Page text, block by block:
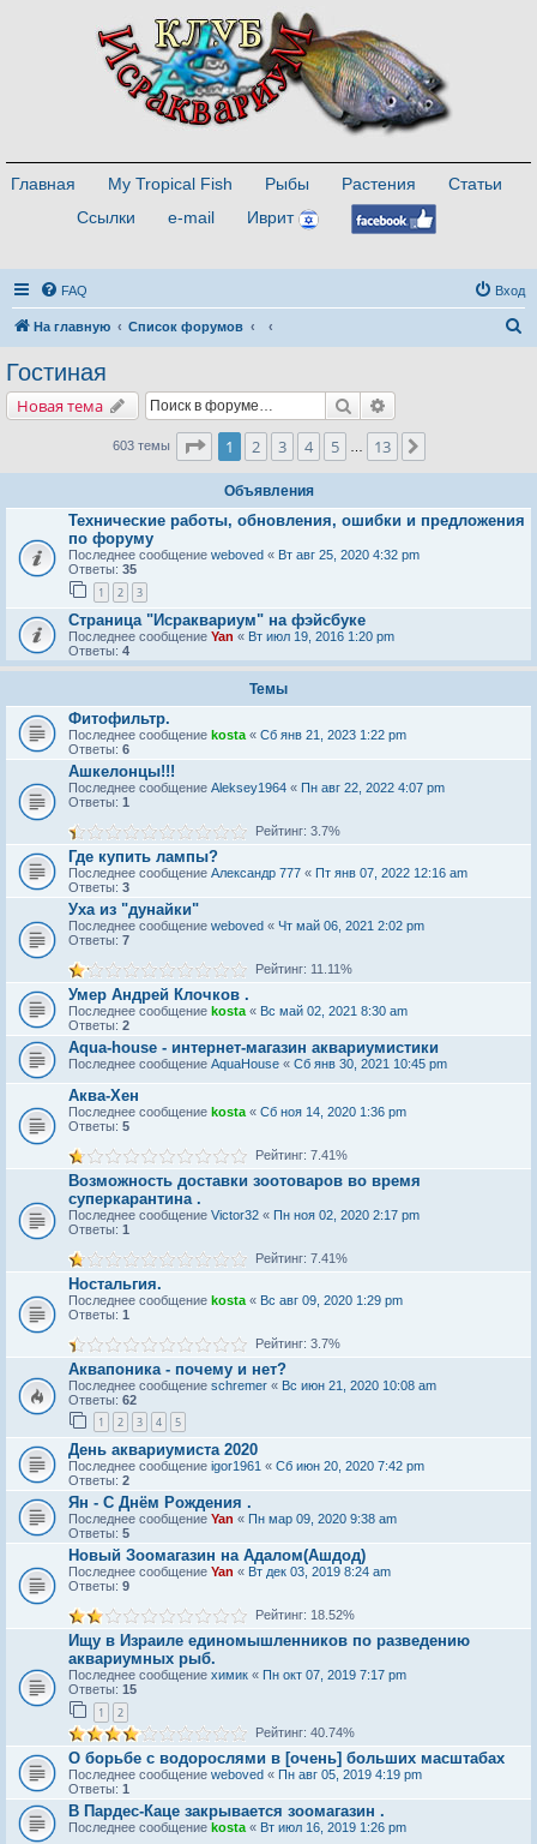
Главная My Tropical Fish Рыбы Растения
Статьи
Ссылки
e-mail Иврит
FAQ Вход
На главную Список форумов
Гостиная
Новая тема Поиск
603 темы Страница1 из
1 2 3 4 5 13
Объявления
Технические работы, обновления, ошибки и предложения
по форуму
Последнее сообщение weboved « Вт авг 25, 2020 4:32 pm
Ответы: 35
1 2 3
Страница "Исраквариум" на фэйсбуке
Последнее сообщение Yan « Вт июл 19, 2016 1:20 pm
Ответы: 4
Темы
Фитофильтр.
Последнее сообщение kosta « Сб янв 21, 2023 1:22 pm
Ответы: 6
Ашкелонцы!!!
Последнее сообщение Aleksey1964 « Пн авг 22, 2022 4:07 pm
Ответы: 1
Рейтинг: 3.7%
Где купить лампы?
Последнее сообщение Александр 777 « Пт янв 07, 2022 12:16 am
Ответы: 3
Уха из "дунайки"
Последнее сообщение weboved « Чт май 06, 2021 2:02 pm
Ответы: 7
Рейтинг: 11.11%
Умер Андрей Клочков .
Последнее сообщение kosta « Вс май 02, 2021 8:30 am
Ответы: 2
Aqua-house - интернет-магазин аквариумистики
Последнее сообщение AquaHouse « Сб янв 30, 2021 10:45 pm
Аква-Хен
Последнее сообщение kosta « Сб ноя 14, 2020 1:36 pm
Ответы: 5
Рейтинг: 7.41%
Возможность доставки зоотоваров во время
суперкарантина .
Последнее сообщение Victor32 « Пн ноя 02, 2020 2:17 pm
Ответы: 1
Рейтинг: 7.41%
Ностальгия.
Последнее сообщение kosta « Вс авг 09, 2020 1:29 pm
Ответы: 1
Рейтинг: 3.7%
Аквапоника - почему и нет?
Последнее сообщение schremer « Вс июн 21, 2020 10:08 am
Ответы: 62
1 2 3 4 5
День аквариумиста 2020
Последнее сообщение igor1961 « Сб июн 20, 2020 7:42 pm
Ответы: 2
Ян - С Днём Рождения .
Последнее сообщение Yan « Пн мар 09, 2020 9:38 am
Ответы: 5
Новый Зоомагазин на Адалом(Ашдод)
Последнее сообщение Yan « Вт дек 03, 2019 8:24 am
Ответы: 9
Рейтинг: 18.52%
Ищу в Израиле единомышленников по разведению
аквариумных рыб.
Последнее сообщение химик « Пн окт 07, 2019 7:17 pm
Ответы: 15
1 2
Рейтинг: 40.74%
О борьбе с водорослями в [очень] больших масштабах
Последнее сообщение weboved « Пн авг 05, 2019 4:19 pm
Ответы: 1
В Пардес-Каце закрывается зоомагазин .
Последнее сообщение kosta « Вт июл 16, 2019 1:26 pm